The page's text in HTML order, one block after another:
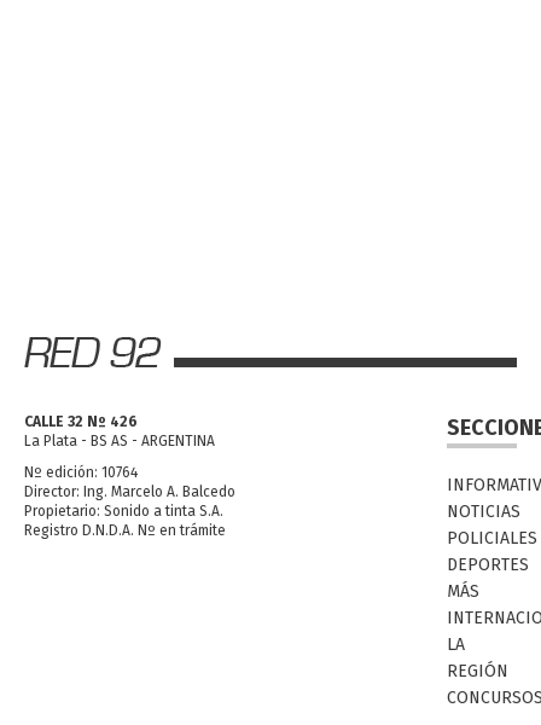
CALLE 32 Nº 426
La Plata - BS AS - ARGENTINA
Nº edición: 10764
Director: Ing. Marcelo A. Balcedo
Propietario: Sonido a tinta S.A.
Registro D.N.D.A. Nº en trámite
NOTICIAS
POLICIALES
DEPORTES
MÁS
LA
REGIÓN